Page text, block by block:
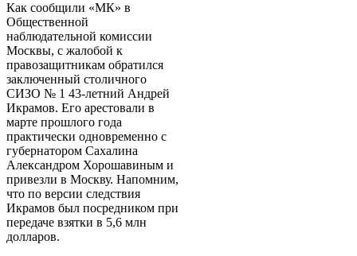
Как сообщили «МК» в
Общественной
наблюдательной комиссии
Москвы, с жалобой к
правозащитникам обратился
заключенный столичного
СИЗО № 1 43-летний Андрей
Икрамов. Его арестовали в
марте прошлого года
практически одновременно с
губернатором Сахалина
Александром Хорошавиным и
привезли в Москву. Напомним,
что по версии следствия
Икрамов был посредником при
передаче взятки в 5,6 млн
долларов.